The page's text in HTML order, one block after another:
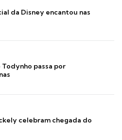
da Disney encantou nas
passa por
celebram chegada do